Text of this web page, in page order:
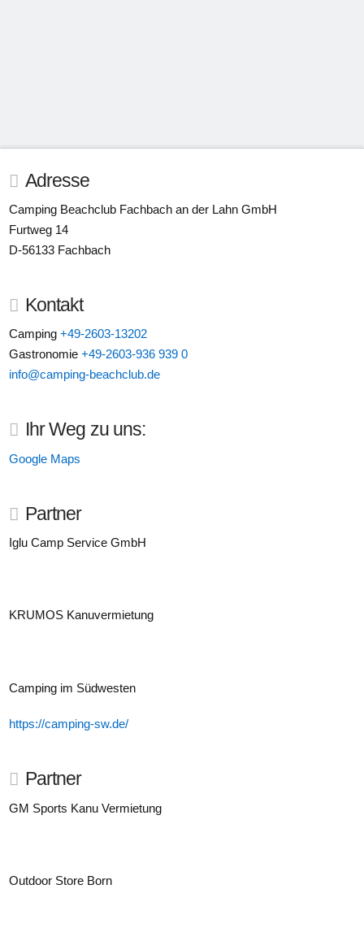
Adresse
Camping Beachclub Fachbach an der Lahn GmbH
Furtweg 14
D-56133 Fachbach
Kontakt
Camping+49-2603-13202
Gastronomie+49-2603-936 939 0
info@camping-beachclub.de
Ihr Weg zu uns:
Google Maps
Partner
Iglu Camp Service GmbH
KRUMOS Kanuvermietung
Camping im Südwesten
https://camping-sw.de/
Partner
GM Sports Kanu Vermietung
Outdoor Store Born